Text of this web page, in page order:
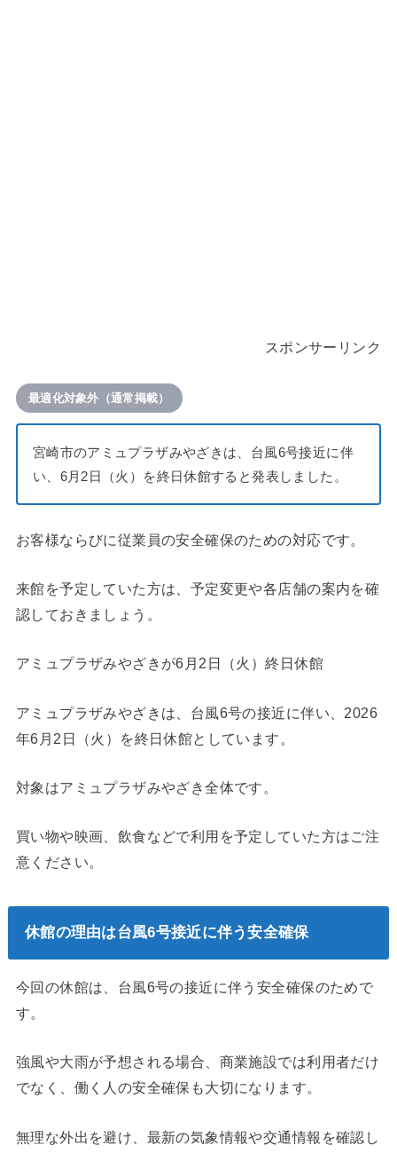
スポンサーリンク
最適化対象外（通常掲載）
宮崎市のアミュプラザみやざきは、台風6号接近に伴
い、6月2日（火）を終日休館すると発表しました。
お客様ならびに従業員の安全確保のための対応です。
来館を予定していた方は、予定変更や各店舗の案内を確
認しておきましょう。
アミュプラザみやざきが6月2日（火）終日休館
アミュプラザみやざきは、台風6号の接近に伴い、2026
年6月2日（火）を終日休館としています。
対象はアミュプラザみやざき全体です。
買い物や映画、飲食などで利用を予定していた方はご注
意ください。
休館の理由は台風6号接近に伴う安全確保
今回の休館は、台風6号の接近に伴う安全確保のためで
す。
強風や大雨が予想される場合、商業施設では利用者だけ
でなく、働く人の安全確保も大切になります。
無理な外出を避け、最新の気象情報や交通情報を確認し